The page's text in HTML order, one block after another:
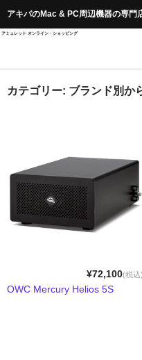
アキバのMac & PC周辺機器の専門
アミュレット オンライン・ショッピング
店舗TOP
Wise Advanced
SPARKLE
QuattroPod
EZCast ProAV
カテゴリー: ブランド別か
¥72,100(税込)
OWC Mercury Helios 5S